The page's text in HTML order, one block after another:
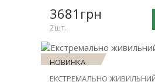
-30%
3681грн
2шт.
НОВИНКА
ЕКСТРЕМАЛЬНО